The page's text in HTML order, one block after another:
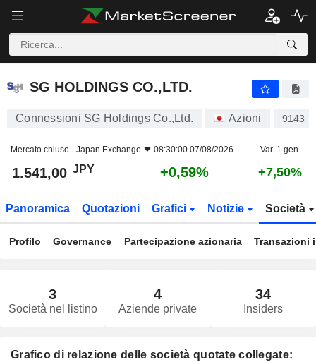
SG HOLDINGS CO.,LTD.
SG HOLDINGS CO.,LTD.
Connessioni SG Holdings Co.,Ltd. Azioni 9143
Mercato chiuso - Japan Exchange 08:30:00 07/08/2026 Var. 1 gen.
1.541,00 JPY +0,59% +7,50%
Panoramica Quotazioni Grafici Notizie Società
Profilo Governance Partecipazione azionaria Transazioni
3
Società nel listino
4
Aziende private
34
Insiders
Grafico di relazione delle società quotate collegate: